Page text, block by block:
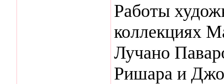
Работы
коллекциях
Лучано
Ришара и